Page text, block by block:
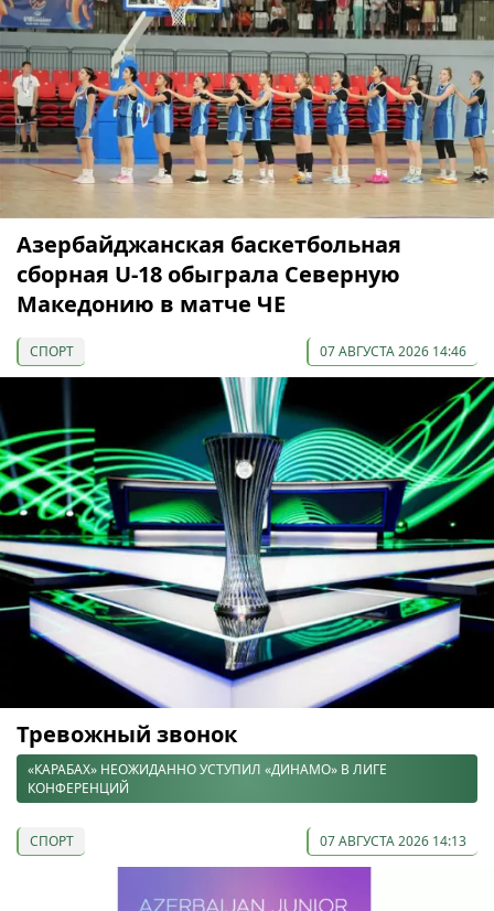
Азербайджанская баскетбольная
сборная U-18 обыграла Северную
Македонию в матче ЧЕ
СПОРТ 07 АВГУСТА 2026 14:46
Тревожный звонок
«КАРАБАХ» НЕОЖИДАННО УСТУПИЛ «ДИНАМО» В ЛИГЕ
КОНФЕРЕНЦИЙ
СПОРТ 07 АВГУСТА 2026 14:13